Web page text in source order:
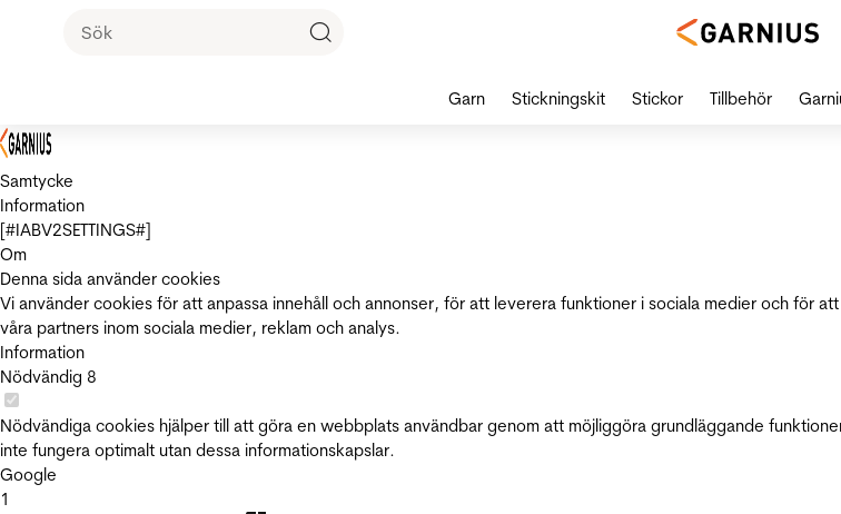
Samtycke
Information
[#IABV2SETTINGS#]
Om
Denna sida använder cookies
Vi använder cookies för att anpassa innehåll och annonser, för att leverera funktioner i sociala medier och för
våra partners inom sociala medier, reklam och analys.
Information
Nödvändig 8
Nödvändiga cookies hjälper till att göra en webbplats användbar genom att möjliggöra grundläggande
inte fungera optimalt utan dessa informationskapslar.
Google
1
Garn Stickningskit Stickor Tillbehör